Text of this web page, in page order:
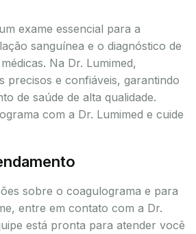
exame essencial para a
sanguínea e o diagnóstico de
Na Dr. Lumimed,
precisos e confiáveis, garantindo
de saúde de alta qualidade.
com a Dr. Lumimed e cuide
sobre o coagulograma e para
entre em contato com a Dr.
está pronta para atender você